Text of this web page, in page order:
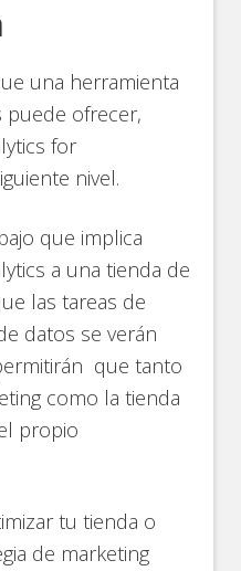
una herramienta
puede ofrecer,
for
nivel.
que implica
a una tienda de
las tareas de
datos se verán
que tanto
como la tienda
propio
tu tienda o
de marketing